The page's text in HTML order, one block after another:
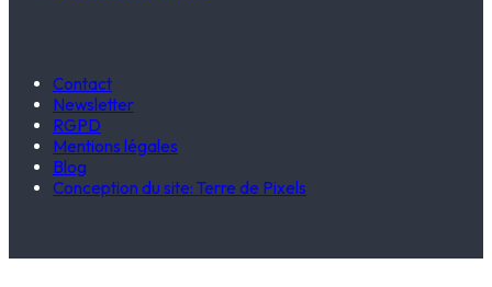
Contact
Newsletter
RGPD
Mentions légales
Blog
Conception du site: Terre de Pixels